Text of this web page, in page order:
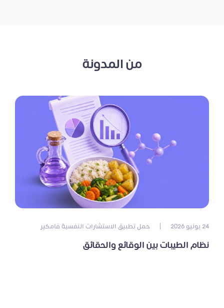
من المدونة
24 يونيو 2026 حمل تطبيق الاستشارات النفسية فامكير
نظام الطيبات بين الوقائع والحقائق